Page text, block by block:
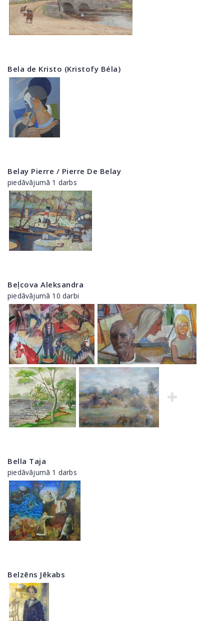
Bela de Kristo (Kristofy Béla)
Belay Pierre / Pierre De Belay
piedāvājumā 1 darbs
Beļcova Aleksandra
piedāvājumā 10 darbi
Bella Taja
piedāvājumā 1 darbs
Belzēns Jēkabs